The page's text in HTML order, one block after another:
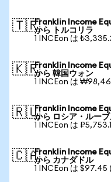
🇹🇷Franklin Income
から トルコリラ
1 INCEon は
🇰🇷Franklin Income
から 韓国ウォン
1 INCEon は
🇷🇺Franklin Income
から ロシア・ルー
1 INCEon は
🇨🇦Franklin Income
から カナダドル
1 INCEon は $97.45